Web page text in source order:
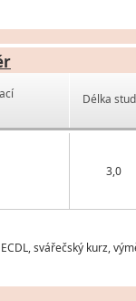
Délka
3,0
svářečský kurz,